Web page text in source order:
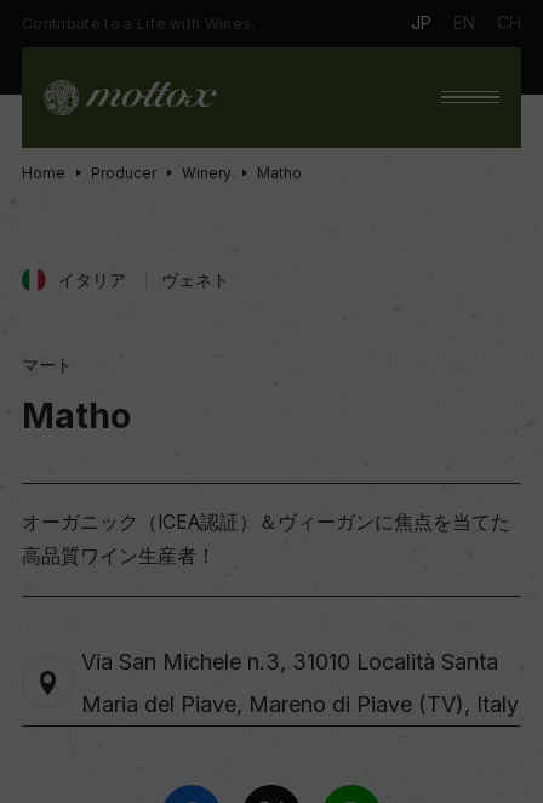
Contribute to a Life with Wines. JP EN CH
Home Producer Winery Matho
イタリア ヴェネト
マート
Matho
オーガニック（ICEA認証）＆ヴィーガンに焦点を当てた
高品質ワイン生産者！
Via San Michele n.3, 31010 Località Santa
Maria del Piave, Mareno di Piave (TV), Italy